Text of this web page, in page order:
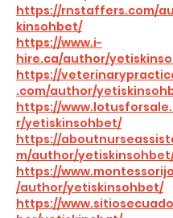
https://rnstaffers.com/
kinsohbet/
https://www.i-
hire.ca/author/
https://
.com/author/
https://
r/yetiskinsohbet/
https://
m/author/
https://
/author/yetiskinsohbet/
https://